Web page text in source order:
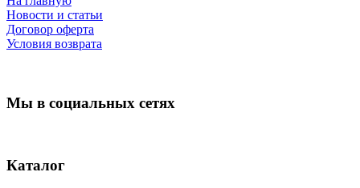
Новости и статьи
Договор оферта
Условия возврата
Мы в социальных сетях
Каталог